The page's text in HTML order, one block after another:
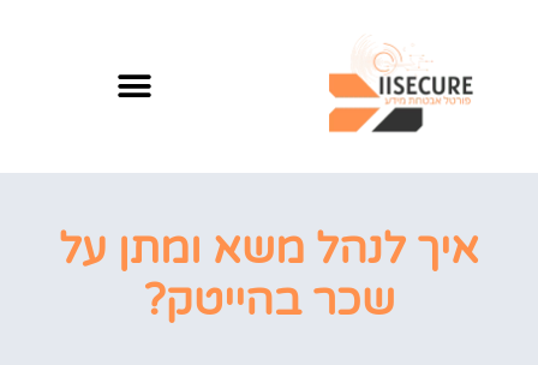
איך לנהל משא ומתן על
שכר בהייטק?